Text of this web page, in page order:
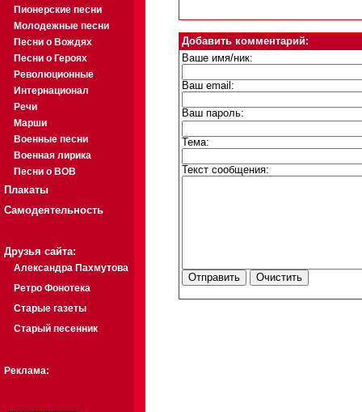
Пионерские песни
Молодежные песни
Песни о Вождях
Песни о Героях
Революционные
Интернационал
Речи
Марши
Военные песни
Военная лирика
Песни о ВОВ
Плакаты
Самодеятельность
Друзья сайта:
Александра Пахмутова
Ретро Фонотека
Старые газеты
Старый песенник
Реклама:
Добавить комментарий:
Ваше имя/ник:
Ваш email:
Ваш пароль:
Тема:
Текст сообщения: